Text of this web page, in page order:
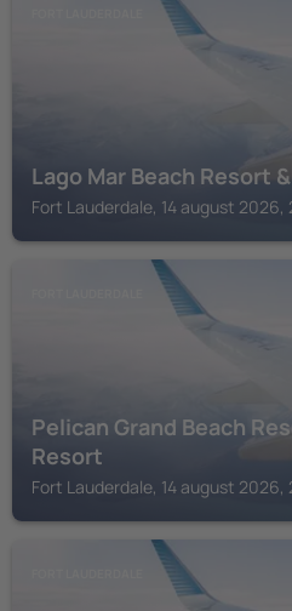
Lago Mar Beach Resort
Fort Lauderdale, 14 august 2026,
Pelican Grand Beach
Resort
Fort Lauderdale, 14 august 2026,